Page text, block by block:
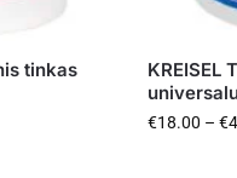
tinkas
KREISEL
€18.00 – €